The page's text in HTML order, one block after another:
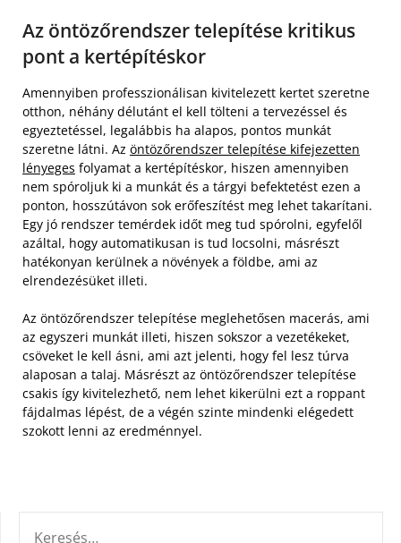
Az öntözőrendszer telepítése kritikus
pont a kertépítéskor
Amennyiben professzionálisan kivitelezett kertet szeretne
otthon, néhány délutánt el kell tölteni a tervezéssel és
egyeztetéssel, legalábbis ha alapos, pontos munkát
szeretne látni. Az öntözőrendszer telepítése kifejezetten
lényeges folyamat a kertépítéskor, hiszen amennyiben
nem spóroljuk ki a munkát és a tárgyi befektetést ezen a
ponton, hosszútávon sok erőfeszítést meg lehet takarítani.
Egy jó rendszer temérdek időt meg tud spórolni, egyfelől
azáltal, hogy automatikusan is tud locsolni, másrészt
hatékonyan kerülnek a növények a földbe, ami az
elrendezésüket illeti.
Az öntözőrendszer telepítése meglehetősen macerás, ami
az egyszeri munkát illeti, hiszen sokszor a vezetékeket,
csöveket le kell ásni, ami azt jelenti, hogy fel lesz túrva
alaposan a talaj. Másrészt az öntözőrendszer telepítése
csakis így kivitelezhető, nem lehet kikerülni ezt a roppant
fájdalmas lépést, de a végén szinte mindenki elégedett
szokott lenni az eredménnyel.